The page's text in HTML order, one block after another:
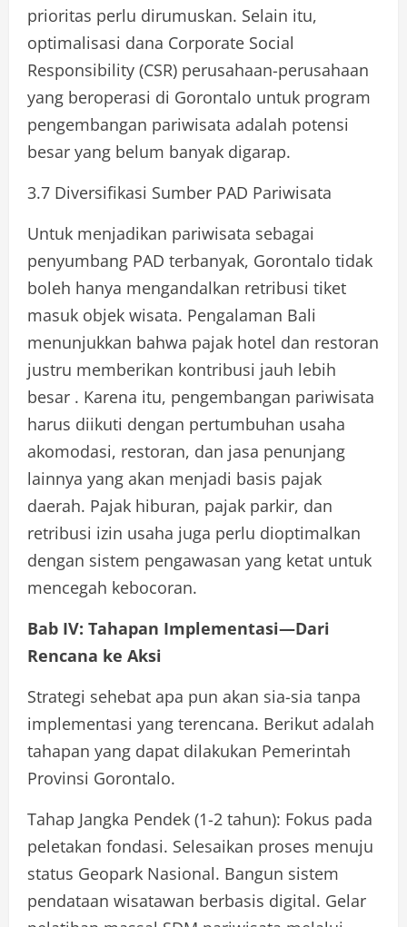
prioritas perlu dirumuskan. Selain itu,
optimalisasi dana Corporate Social
Responsibility (CSR) perusahaan-perusahaan
yang beroperasi di Gorontalo untuk program
pengembangan pariwisata adalah potensi
besar yang belum banyak digarap.
3.7 Diversifikasi Sumber PAD Pariwisata
Untuk menjadikan pariwisata sebagai
penyumbang PAD terbanyak, Gorontalo tidak
boleh hanya mengandalkan retribusi tiket
masuk objek wisata. Pengalaman Bali
menunjukkan bahwa pajak hotel dan restoran
justru memberikan kontribusi jauh lebih
besar . Karena itu, pengembangan pariwisata
harus diikuti dengan pertumbuhan usaha
akomodasi, restoran, dan jasa penunjang
lainnya yang akan menjadi basis pajak
daerah. Pajak hiburan, pajak parkir, dan
retribusi izin usaha juga perlu dioptimalkan
dengan sistem pengawasan yang ketat untuk
mencegah kebocoran.
Bab IV: Tahapan Implementasi—Dari
Rencana ke Aksi
Strategi sehebat apa pun akan sia-sia tanpa
implementasi yang terencana. Berikut adalah
tahapan yang dapat dilakukan Pemerintah
Provinsi Gorontalo.
Tahap Jangka Pendek (1-2 tahun): Fokus pada
peletakan fondasi. Selesaikan proses menuju
status Geopark Nasional. Bangun sistem
pendataan wisatawan berbasis digital. Gelar